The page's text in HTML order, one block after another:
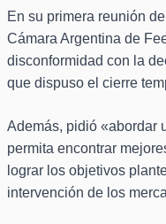
En su primera reunión
Cámara Argentina de
disconformidad con la
que dispuso el cierre
Además, pidió «abordar
permita encontrar
lograr los objetivos
intervención de los